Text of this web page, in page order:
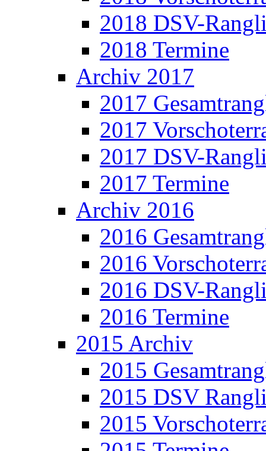
2018 DSV-
2018 Termine
Archiv 2017
2017
2017
2017 DSV-
2017 Termine
Archiv 2016
2016
2016
2016 DSV-
2016 Termine
2015 Archiv
2015
2015 DSV
2015